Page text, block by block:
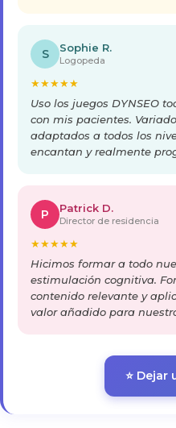
S Sophie R.
Logopeda
★★★★★
Uso los juegos DYNSEO
con mis pacientes.
adaptados a todos los
encantan y realmente
P Patrick D.
Director de residencia
★★★★★
Hicimos formar a todo
estimulación cognitiva.
contenido relevante y
valor añadido para
⭐ Dejar